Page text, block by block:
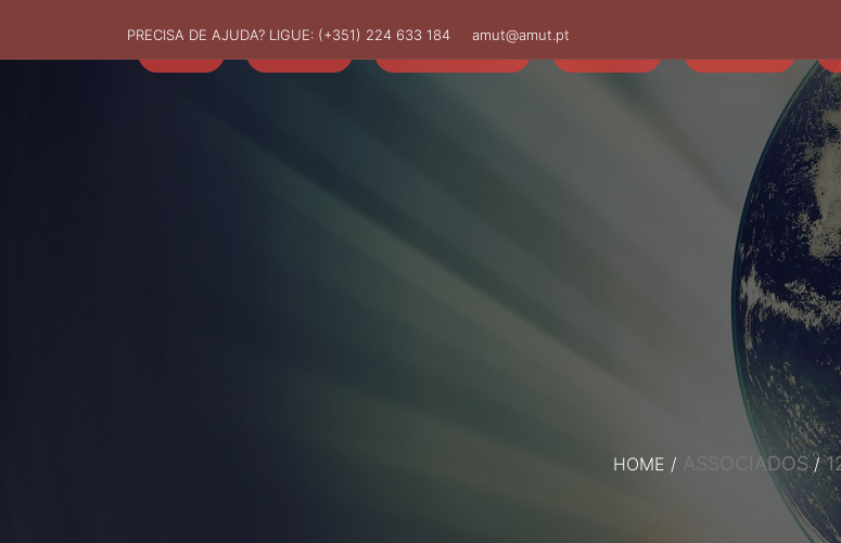
PRECISA DE AJUDA? LIGUE: (+351) 224 633 184 amut@amut.pt
HOME / ASSOCIADOS /